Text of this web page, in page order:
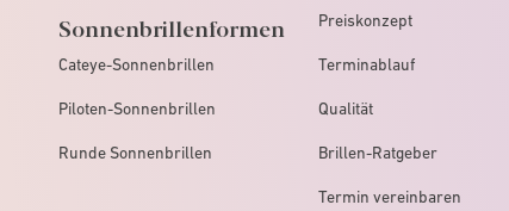
Sonnenbrillenformen
Cateye-Sonnenbrillen
Piloten-Sonnenbrillen
Runde Sonnenbrillen
Preiskonzept
Terminablauf
Qualität
Brillen-Ratgeber
Termin vereinbaren